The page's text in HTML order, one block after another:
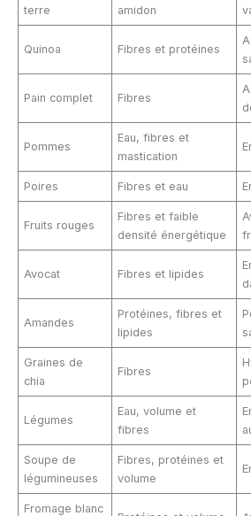
terre
amidon
Quinoa Fibres et protéines
Pain complet Fibres
Pommes
Eau, fibres et
mastication
Poires Fibres et eau
Fruits rouges
Fibres et faible
densité énergétique
Avocat Fibres et lipides
Amandes
Protéines, fibres et
lipides
Graines de
chia
Fibres
Légumes
Eau, volume et
fibres
Soupe de
légumineuses
Fibres, protéines et
volume
Fromage blanc